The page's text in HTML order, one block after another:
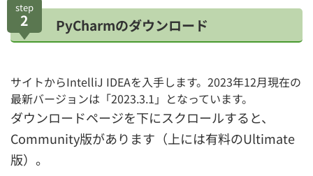
step
2 PyCharmのダウンロード
サイトからIntelliJ IDEAを入手します。2023年12月現在の
最新バージョンは「2023.3.1」となっています。
ダウンロードページを下にスクロールすると、
Community版があります（上には有料のUltimate
版）。